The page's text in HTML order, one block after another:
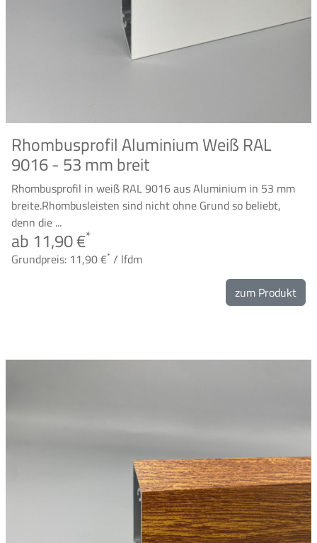
Rhombusprofil Aluminium Weiß RAL
9016 - 53 mm breit
Rhombusprofil in weiß RAL 9016 aus Aluminium in 53 mm
breite.Rhombusleisten sind nicht ohne Grund so beliebt,
denn die ...
ab 11,90 €*
Grundpreis: 11,90 €* / lfdm
zum Produkt